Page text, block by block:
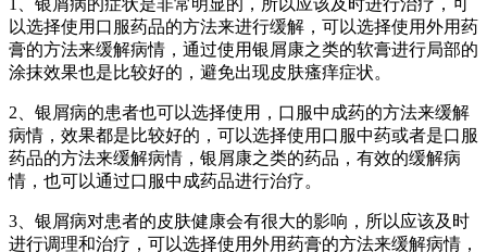
1、银屑病的症状是非常明显的，所以应该及时进行治疗，可
以选择使用口服药品的方法来进行缓解，可以选择使用外用药
膏的方法来缓解病情，通过使用银屑康之类的软膏进行局部的
涂抹效果也是比较好的，避免出现皮肤瘙痒症状。
2、银屑病的患者也可以选择使用，口服中成药的方法来缓解
病情，效果都是比较好的，可以选择使用口服中药或者是口服
药品的方法来缓解病情，银屑康之类的药品，有效的缓解病
情，也可以通过口服中成药品进行治疗。
3、银屑病对患者的皮肤健康会有很大的影响，所以应该及时
进行调理和治疗，可以选择使用外用药膏的方法来缓解病情，